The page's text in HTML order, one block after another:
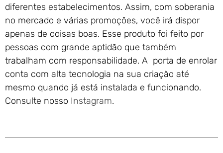
diferentes estabelecimentos. Assim, com soberania
no mercado e várias promoções, você irá dispor
apenas de coisas boas. Esse produto foi feito por
pessoas com grande aptidão que também
trabalham com responsabilidade. A porta de enrolar
conta com alta tecnologia na sua criação até
mesmo quando já está instalada e funcionando.
Consulte nosso Instagram.